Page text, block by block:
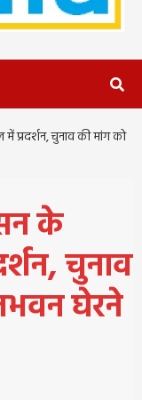
में प्रदर्शन, चुनाव की मांग को
के
चुनाव
घेरने